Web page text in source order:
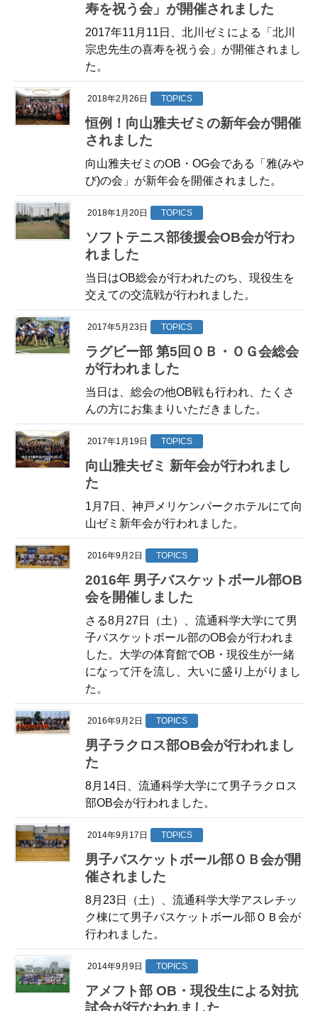
寿を祝う会」が開催されました
2017年11月11日、北川ゼミによる「北川
宗忠先生の喜寿を祝う会」が開催されまし
た。
2018年2月26日 TOPICS
恒例！向山雅夫ゼミの新年会が開催
されました
向山雅夫ゼミのOB・OG会である「雅(みや
び)の会」が新年会を開催されました。
2018年1月20日 TOPICS
ソフトテニス部後援会OB会が行わ
れました
当日はOB総会が行われたのち、現役生を
交えての交流戦が行われました。
2017年5月23日 TOPICS
ラグビー部 第5回ＯＢ・ＯＧ会総会
が行われました
当日は、総会の他OB戦も行われ、たくさ
んの方にお集まりいただきました。
2017年1月19日 TOPICS
向山雅夫ゼミ 新年会が行われまし
た
1月7日、神戸メリケンパークホテルにて向
山ゼミ新年会が行われました。
2016年9月2日 TOPICS
2016年 男子バスケットボール部OB
会を開催しました
さる8月27日（土）、流通科学大学にて男
子バスケットボール部のOB会が行われま
した。大学の体育館でOB・現役生が一緒
になって汗を流し、大いに盛り上がりまし
た。
2016年9月2日 TOPICS
男子ラクロス部OB会が行われまし
た
8月14日、流通科学大学にて男子ラクロス
部OB会が行われました。
2014年9月17日 TOPICS
男子バスケットボール部ＯＢ会が開
催されました
8月23日（土）、流通科学大学アスレチッ
ク棟にて男子バスケットボール部ＯＢ会が
行われました。
2014年9月9日 TOPICS
アメフト部 OB・現役生による対抗
試合が行なわれました